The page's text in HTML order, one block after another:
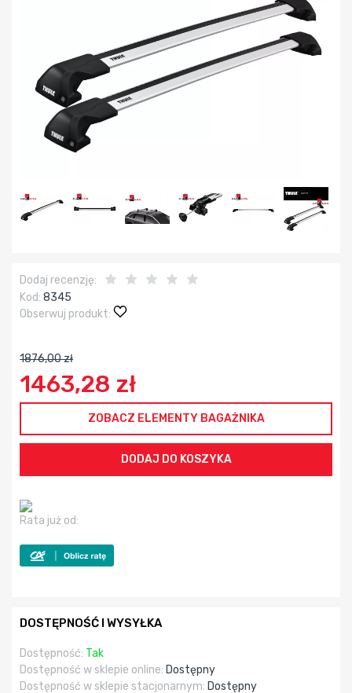
Dodaj recenzję:
Kod: 8345
Obserwuj produkt:
1876,00 zł
1463,28 zł
ZOBACZ ELEMENTY BAGAŻNIKA
Rata już od:
DOSTĘPNOŚĆ I WYSYŁKA
Dostępność: Tak
Dostępność w sklepie online: Dostępny
Dostępność w sklepie stacjonarnym: Dostępny